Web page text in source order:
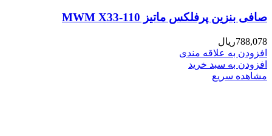
صافی بنزین پرفلکس ماتیز MWM X33-110
788,078ریال
افزودن به علاقه مندی
افزودن به سبد خرید
مشاهده سریع